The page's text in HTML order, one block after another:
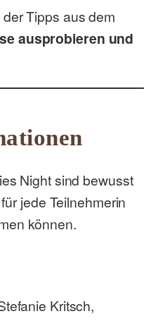
Tipps aus dem
ausprobieren und
Night sind bewusst
jede Teilnehmerin
können.
Kritsch,